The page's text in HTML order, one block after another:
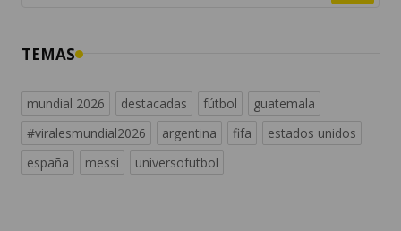
TEMAS
mundial 2026 destacadas fútbol
guatemala
#viralesmundial2026
argentina fifa
estados unidos
españa
messi universofutbol